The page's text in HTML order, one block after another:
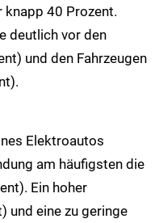
knapp 40 Prozent.
deutlich vor den
und den Fahrzeugen
Elektroautos
am häufigsten die
Ein hoher
und eine zu geringe